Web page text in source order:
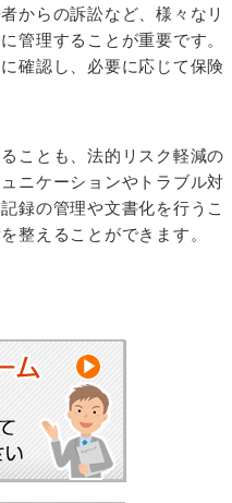
からの訴訟など、様々なリ
管理することが重要です。
確認し、必要に応じて保険
ことも、法的リスク軽減の
ニケーションやトラブル対
録の管理や文書化を行うこ
整えることができます。